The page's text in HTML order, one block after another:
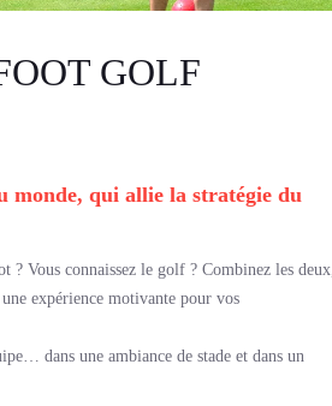
GOLF
monde, qui allie la stratégie du
? Vous connaissez le golf ? Combinez les deux,
expérience motivante pour vos
dans une ambiance de stade et dans un